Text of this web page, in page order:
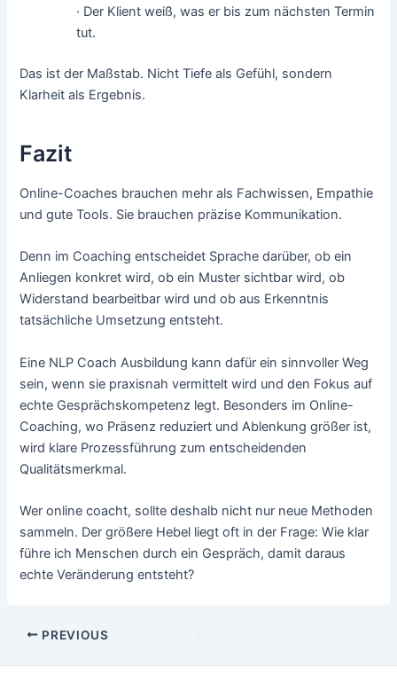
· Der Klient weiß, was er bis zum nächsten Termin
tut.
Das ist der Maßstab. Nicht Tiefe als Gefühl, sondern
Klarheit als Ergebnis.
Fazit
Online-Coaches brauchen mehr als Fachwissen, Empathie
und gute Tools. Sie brauchen präzise Kommunikation.
Denn im Coaching entscheidet Sprache darüber, ob ein
Anliegen konkret wird, ob ein Muster sichtbar wird, ob
Widerstand bearbeitbar wird und ob aus Erkenntnis
tatsächliche Umsetzung entsteht.
Eine NLP Coach Ausbildung kann dafür ein sinnvoller Weg
sein, wenn sie praxisnah vermittelt wird und den Fokus auf
echte Gesprächskompetenz legt. Besonders im Online-
Coaching, wo Präsenz reduziert und Ablenkung größer ist,
wird klare Prozessführung zum entscheidenden
Qualitätsmerkmal.
Wer online coacht, sollte deshalb nicht nur neue Methoden
sammeln. Der größere Hebel liegt oft in der Frage: Wie klar
führe ich Menschen durch ein Gespräch, damit daraus
echte Veränderung entsteht?
Post
PREVIOUS